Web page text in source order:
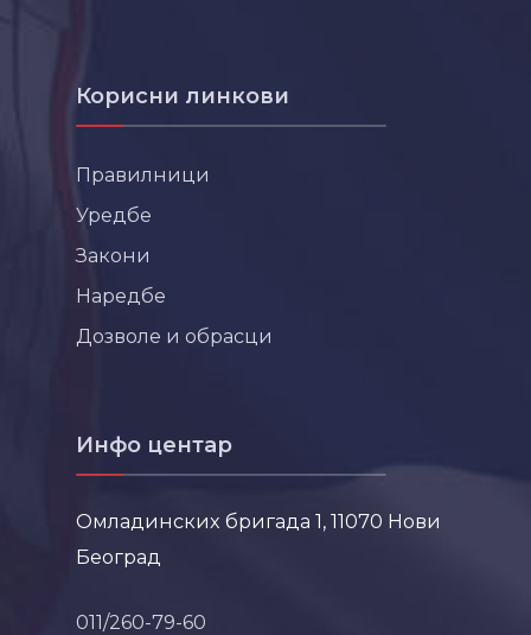
Корисни линкови
Правилници
Уредбе
Закони
Наредбе
Дозволе и обрасци
Инфо центар
Омладинских бригада 1, 11070 Нови
Београд
011/260-79-60